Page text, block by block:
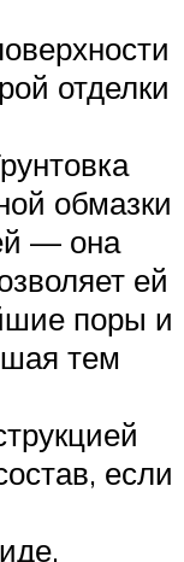
отделки
обмазки
— она
ей
поры и
тем
если